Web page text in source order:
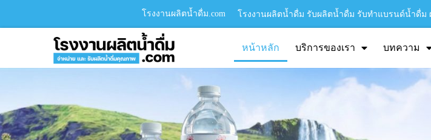
โรงงานผลิตน้ำดื่ม.com โรงงานผลิตน้ำดื่ม รับผลิตน้ำดื่ม รับทำแบรนด์น้ำดื่
หน้าหลัก บริการของเรา บทความ